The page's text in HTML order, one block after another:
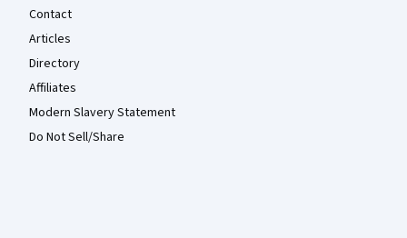
Contact
Articles
Directory
Affiliates
Modern Slavery Statement
Do Not Sell/Share